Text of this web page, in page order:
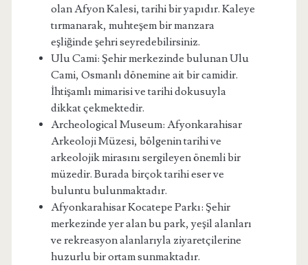
olan Afyon Kalesi, tarihi bir yapıdır. Kaleye
tırmanarak, muhteşem bir manzara
eşliğinde şehri seyredebilirsiniz.
Ulu Cami: Şehir merkezinde bulunan Ulu
Cami, Osmanlı dönemine ait bir camidir.
İhtişamlı mimarisi ve tarihi dokusuyla
dikkat çekmektedir.
Archeological Museum: Afyonkarahisar
Arkeoloji Müzesi, bölgenin tarihi ve
arkeolojik mirasını sergileyen önemli bir
müzedir. Burada birçok tarihi eser ve
buluntu bulunmaktadır.
Afyonkarahisar Kocatepe Parkı: Şehir
merkezinde yer alan bu park, yeşil alanları
ve rekreasyon alanlarıyla ziyaretçilerine
huzurlu bir ortam sunmaktadır.